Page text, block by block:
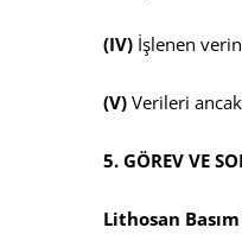
(IV) İşlenen
(V) Verileri
5. GÖREV VE
Lithosan